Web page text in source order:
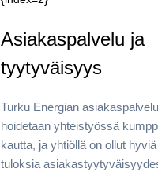
Asiakaspalvelu ja
tyytyväisyys
Turku Energian
hoidetaan yhteistyössä
kautta, ja yhtiöllä on ollut hyviä
tuloksia